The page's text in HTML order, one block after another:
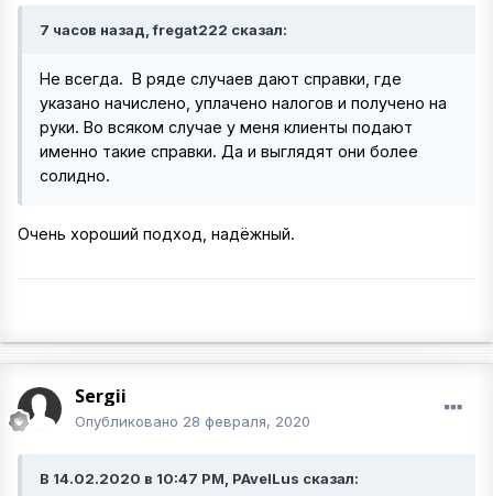
7 часов назад, fregat222 сказал:
Не всегда. В ряде случаев дают справки, где
указано начислено, уплачено налогов и получено на
руки. Во всяком случае у меня клиенты подают
именно такие справки. Да и выглядят они более
солидно.
Очень хороший подход, надёжный.
Sergii
Опубликовано 28 февраля, 2020
В 14.02.2020 в 10:47 PM, PAvelLus сказал: